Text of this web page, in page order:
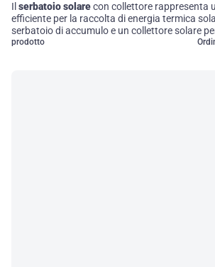
Il serbatoio solarecon collettore rappresenta
efficiente per la raccolta di energia termica
serbatoio di accumulo e un collettore solare
dell'energia solare. Questi sistemi sono ideali
prodotto